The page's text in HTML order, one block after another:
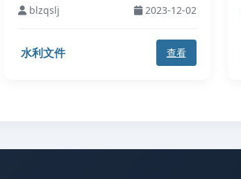
blzqslj 2023-12-02
水利文件 查看